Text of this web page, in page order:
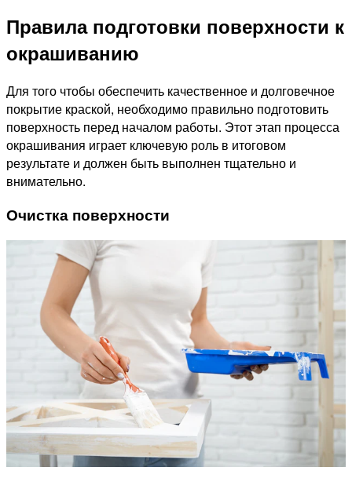
Правила подготовки поверхности к
окрашиванию
Для того чтобы обеспечить качественное и долговечное
покрытие краской, необходимо правильно подготовить
поверхность перед началом работы. Этот этап процесса
окрашивания играет ключевую роль в итоговом
результате и должен быть выполнен тщательно и
внимательно.
Очистка поверхности